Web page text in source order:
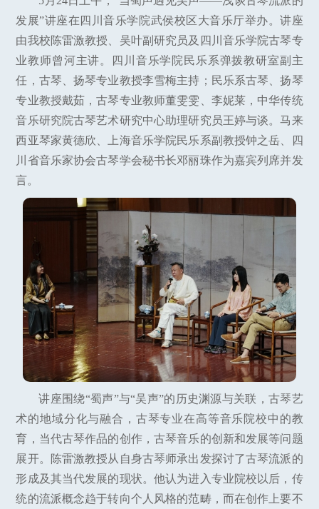
发展”讲座在四川音乐学院武侯校区大音乐厅举办。讲座
由我校陈雷激教授、吴叶副研究员及四川音乐学院古琴专
业教师曾河主讲。四川音乐学院民乐系弹拨教研室副主
任，古琴、扬琴专业教授李雪梅主持；民乐系古琴、扬琴
专业教授戴茹，古琴专业教师董雯雯、李妮莱，中华传统
音乐研究院古琴艺术研究中心助理研究员王婷与谈。马来
西亚琴家黄德欣、上海音乐学院民乐系副教授钟之岳、四
川省音乐家协会古琴学会秘书长邓丽珠作为嘉宾列席并发
言。
讲座围绕“蜀声”与“吴声”的历史渊源与关联，古琴艺
术的地域分化与融合，古琴专业在高等音乐院校中的教
育，当代古琴作品的创作，古琴音乐的创新和发展等问题
展开。陈雷激教授从自身古琴师承出发探讨了古琴流派的
形成及其当代发展的现状。他认为进入专业院校以后，传
统的流派概念趋于转向个人风格的范畴，而在创作上要不